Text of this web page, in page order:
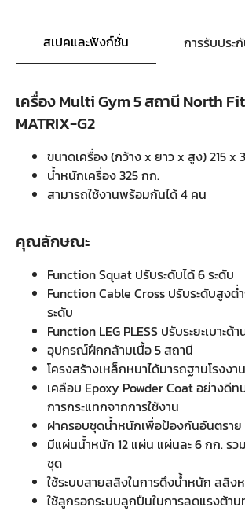
สเปคและฟังก์ชั่น การรับประ
เครื่อง Multi Gym 5 สถานี North
MATRIX-G2
ขนาดเครื่อง (กว้าง x ยาว x สูง) 215 x
น้ำหนักเครื่อง 325 กก.
สามารถใช้งานพร้อมกันได้ 4 คน
คุณลักษณะ
Function Squat ปรับระดับได้ 6 ระดับ
Function Cable Cross ปรับระดับสูงต่ำ
ระดับ
Function LEG PLESS ปรับระยะเบาะด้
อุปกรณ์ฝึกกล้ามเนื้อ 5 สถานี
โครงสร้างเหล็กหนาได้มารถฐานโรงงาน
เคลือบ Epoxy Powder Coat อย่างดี
การกระแทกจากการใช้งาน
ฝาครอบชุดน้ำหนักเพื่อป้องกันอันตราย
มีแผ่นน้ำหนัก 12 แผ่น แผ่นละ 6 กก. รว
ชุด
ใช้ระบบสายสลิงในการดึงน้ำหนัก สลิง
ใช้ลูกรอกระบบลูกปืนในการลดแรงต้าน